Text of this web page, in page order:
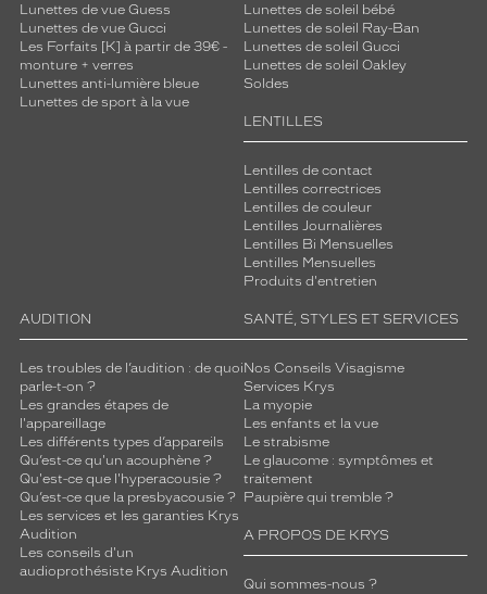
Lunettes de vue Guess
Lunettes de vue Gucci
Les Forfaits [K] à partir de 39€ -
monture + verres
Lunettes anti-lumière bleue
Lunettes de sport à la vue
Lunettes de soleil bébé
Lunettes de soleil Ray-Ban
Lunettes de soleil Gucci
Lunettes de soleil Oakley
Soldes
LENTILLES
Lentilles de contact
Lentilles correctrices
Lentilles de couleur
Lentilles Journalières
Lentilles Bi Mensuelles
Lentilles Mensuelles
Produits d'entretien
AUDITION
Les troubles de l’audition : de quoi
parle-t-on ?
Les grandes étapes de
l'appareillage
Les différents types d’appareils
Qu’est-ce qu'un acouphène ?
Qu'est-ce que l'hyperacousie ?
Qu’est-ce que la presbyacousie ?
Les services et les garanties Krys
Audition
Les conseils d'un
audioprothésiste Krys Audition
SANTÉ, STYLES ET SERVICES
Nos Conseils Visagisme
Services Krys
La myopie
Les enfants et la vue
Le strabisme
Le glaucome : symptômes et
traitement
Paupière qui tremble ?
A PROPOS DE KRYS
Qui sommes-nous ?